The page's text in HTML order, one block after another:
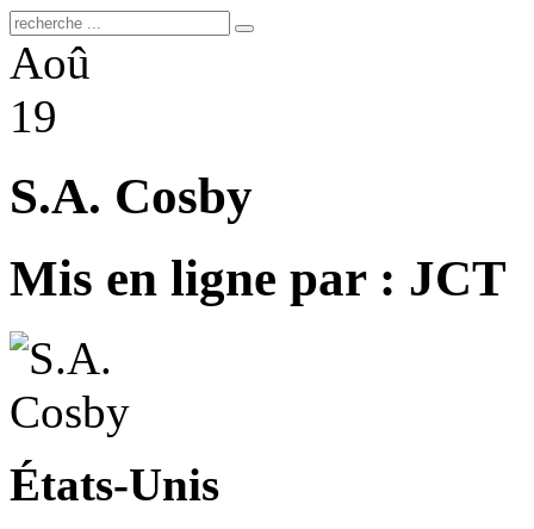
Aoû
19
S.A. Cosby
Mis en ligne par : JCT
États-Unis